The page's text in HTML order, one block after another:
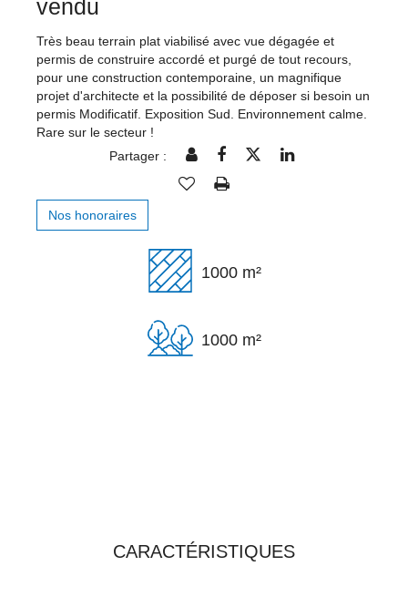
vendu
Très beau terrain plat viabilisé avec vue dégagée et
permis de construire accordé et purgé de tout recours,
pour une construction contemporaine, un magnifique
projet d'architecte et la possibilité de déposer si besoin un
permis Modificatif. Exposition Sud. Environnement calme.
Rare sur le secteur !
Partager :
Nos honoraires
1000 m²
1000 m²
CARACTÉRISTIQUES